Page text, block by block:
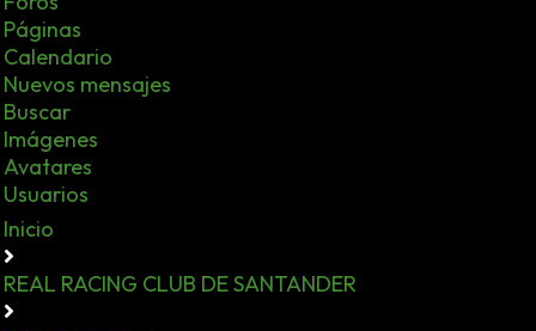
Páginas
Calendario
Nuevos mensajes
Buscar
Imágenes
Avatares
Usuarios
Inicio
REAL RACING CLUB DE SANTANDER